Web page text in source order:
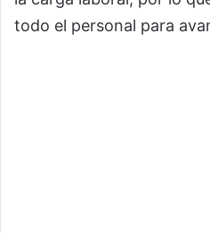
todo el personal para